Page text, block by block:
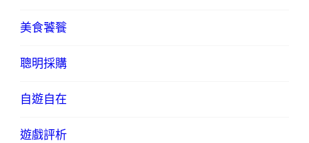
美食饕餮
聰明採購
自遊自在
遊戲評析